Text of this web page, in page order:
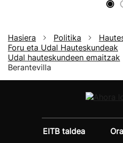
Hasiera Politika
Foru eta Udal Hauteskundeak
Udal hauteskundeen emaitzak
Berantevilla
EITB taldea